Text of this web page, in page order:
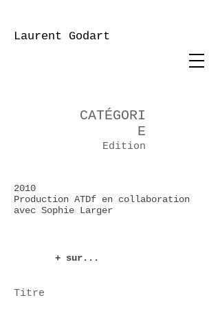
Laurent Godart
CATÉGORI
E
Edition
2010
Production ATDf en collaboration
avec Sophie Larger
+ sur...
Titre